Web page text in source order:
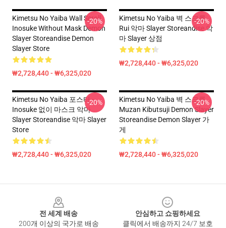
Kimetsu No Yaiba Wall Scroll
Inosuke Without Mask Demon
Slayer Storeandise Demon
Slayer Store
₩2,728,440 - ₩6,325,020
-20%
Kimetsu No Yaiba 벽 스크롤
Rui 악마 Slayer Storeandise 악
마 Slayer 상점
₩2,728,440 - ₩6,325,020
-20%
Kimetsu No Yaiba 포스터 -
Inosuke 없이 마스크 악마
Slayer Storeandise 악마 Slayer
Store
₩2,728,440 - ₩6,325,020
-20%
Kimetsu No Yaiba 벽 스크롤
Muzan Kibutsuji Demon Slayer
Storeandise Demon Slayer 가
게
₩2,728,440 - ₩6,325,020
-20%
전 세계 배송
200개 이상의 국가로 배송
안심하고 쇼핑하세요
클릭에서 배송까지 24/7 보호